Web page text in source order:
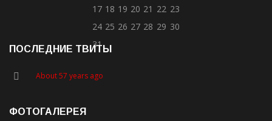
17 18 19 20 21 22 23
24 25 26 27 28 29 30
31
ПОСЛЕДНИЕ ТВИТЫ
About 57 years ago
ФОТОГАЛЕРЕЯ